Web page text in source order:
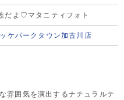
だよ♡マタニティフォト
ケパークタウン加古川店
雰囲気を演出するナチュラルテ